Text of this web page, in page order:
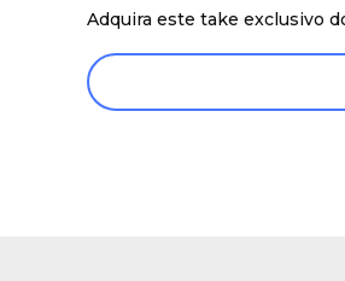
Adquira este take exclusivo